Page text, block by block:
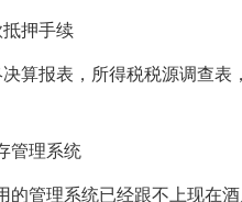
押手续
报表，所得税税源调查表
理系统
管理系统已经跟不上现在酒